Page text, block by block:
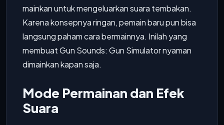
mainkan untuk mengeluarkan suara tembakan.
Karena konsepnya ringan, pemain baru pun bisa
langsung paham cara bermainnya. Inilah yang
membuat Gun Sounds: Gun Simulator nyaman
dimainkan kapan saja.
Mode Permainan dan Efek
Suara